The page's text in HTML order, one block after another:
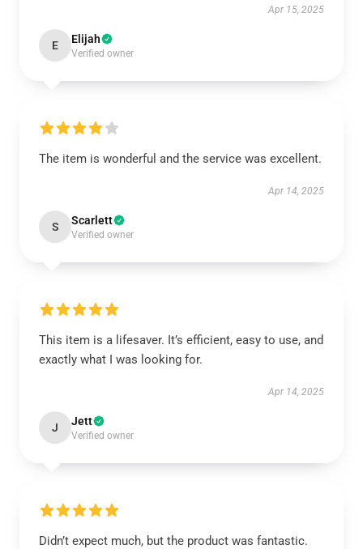
Apr 15, 2025
E Elijah
Verified owner
The item is wonderful and the service was excellent.
Apr 14, 2025
S Scarlett
Verified owner
This item is a lifesaver. It’s efficient, easy to use, and
exactly what I was looking for.
Apr 14, 2025
J Jett
Verified owner
Didn’t expect much, but the product was fantastic.